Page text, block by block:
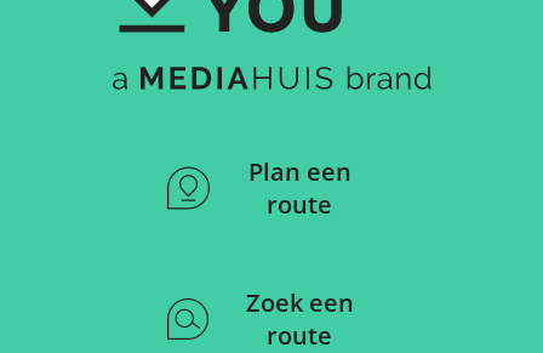
Plan een
route
Zoek een
route